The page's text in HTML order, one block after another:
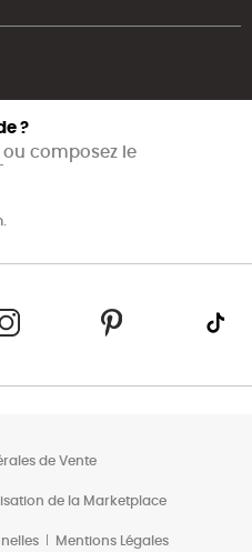
?
ou composez le
de Vente
de la Marketplace
Mentions Légales